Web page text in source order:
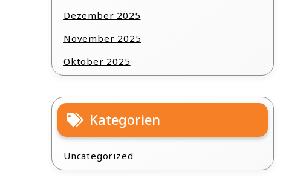
Dezember 2025
November 2025
Oktober 2025
Kategorien
Uncategorized